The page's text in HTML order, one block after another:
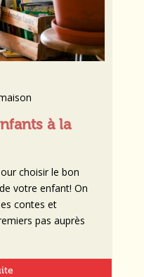
à la
choisir le bon
votre enfant! On
contes et
pas auprès